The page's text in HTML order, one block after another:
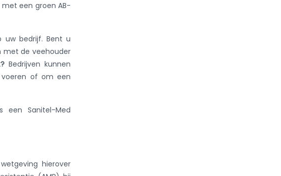
met een groen AB-
uw bedrijf. Bent u
met de veehouder
Bedrijven kunnen
of om een
een Sanitel-Med
hierover